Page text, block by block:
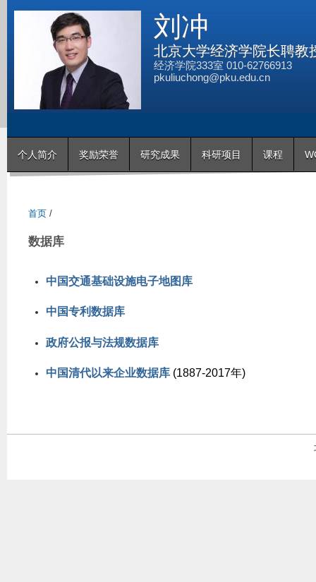
到
要
内
容
刘冲
北京大学经济学院长聘教
经济学院333室 010-62766913
pkuliuchong@pku.edu.cn
个人简介 奖励荣誉 研究成果 科研项目 课程
首页 /
数据库
中国交通基础设施电子地图库
中国专利数据库
政府公报与法规数据库
中国清代以来企业数据库 (1887-2017年)